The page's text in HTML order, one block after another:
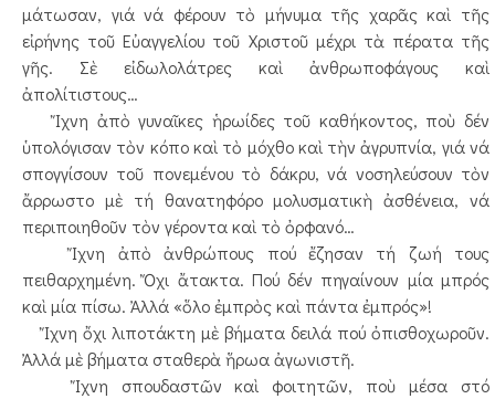
μάτωσαν, γιά νά φέρουν τὸ μήνυμα τῆς χαρᾶς καὶ τῆς
εἰρήνης τοῦ Εὐαγγελίου τοῦ Χριστοῦ μέχρι τὰ πέρατα τῆς
γῆς. Σὲ εἰδωλολάτρες καὶ ἀνθρωποφάγους καὶ
ἀπολίτιστους…
Ἴχνη ἀπὸ γυναῖκες ἡρωίδες τοῦ καθήκοντος, ποὺ δέν
ὑπολόγισαν τὸν κόπο καὶ τὸ μόχθο καὶ τὴν ἀγρυπνία, γιά νά
σπογγίσουν τοῦ πονεμένου τὸ δάκρυ, νά νοσηλεύσουν τὸν
ἄρρωστο μὲ τή θανατηφόρο μολυσματικὴ ἀσθένεια, νά
περιποιηθοῦν τὸν γέροντα καὶ τὸ ὀρφανό…
Ἴχνη ἀπὸ ἀνθρώπους πού ἔζησαν τή ζωή τους
πειθαρχημένη. Ὄχι ἄτακτα. Πού δέν πηγαίνουν μία μπρός
καὶ μία πίσω. Ἀλλά «ὅλο ἐμπρὸς καὶ πάντα ἐμπρός»!
Ἴχνη ὄχι λιποτάκτη μὲ βήματα δειλά πού ὀπισθοχωροῦν.
Ἀλλά μὲ βήματα σταθερὰ ἥρωα ἀγωνιστῆ.
Ἴχνη σπουδαστῶν καὶ φοιτητῶν, ποὺ μέσα στό